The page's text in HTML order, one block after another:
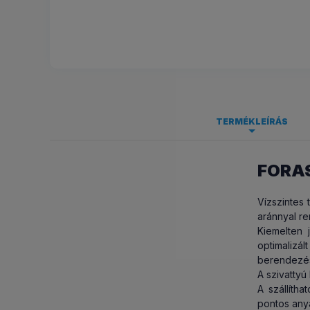
TERMÉKLEÍRÁS
Vízszintes
aránnyal
Kiemelten
A
A
pontos
Járókerék:
Frekvencia
Tengely
Tervezett
Egy
szivattyú
éve
Mi nem